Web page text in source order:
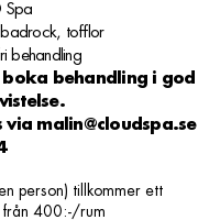
Spa
badrock, tofflor
behandling
boka behandling i god
via malin@cloudspa.se
person) tillkommer ett
från 400:-/rum